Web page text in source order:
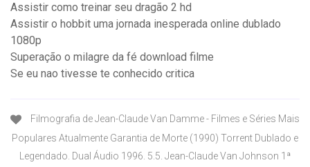
Assistir como treinar seu dragão 2 hd
Assistir o hobbit uma jornada inesperada online dublado
1080p
Superação o milagre da fé download filme
Se eu nao tivesse te conhecido critica
Filmografia de Jean-Claude Van Damme - Filmes e Séries Mais
Populares Atualmente Garantia de Morte (1990) Torrent Dublado e
Legendado. Dual Áudio 1996. 5.5. Jean-Claude Van Johnson 1ª